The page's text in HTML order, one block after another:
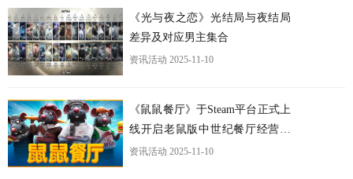
《光与夜之恋》光结局与夜结局
差异及对应男主集合
资讯活动 2025-11-10
《鼠鼠餐厅》于Steam平台正式上
线开启老鼠版中世纪餐厅经营之
旅
资讯活动 2025-11-10